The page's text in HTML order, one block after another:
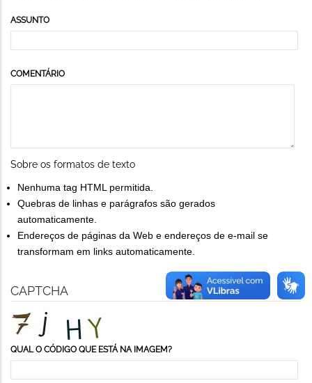
ASSUNTO
COMENTÁRIO
Sobre os formatos de texto
Nenhuma tag HTML permitida.
Quebras de linhas e parágrafos são gerados
automaticamente.
Endereços de páginas da Web e endereços de e-mail se
transformam em links automaticamente.
CAPTCHA
QUAL O CÓDIGO QUE ESTÁ NA IMAGEM?